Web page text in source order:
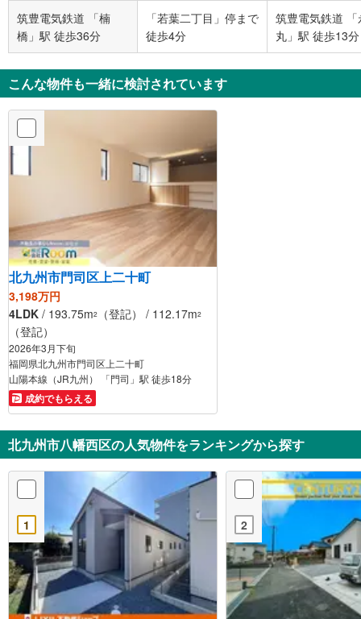
筑豊電気鉄道 「楠
橋」駅 徒歩36分
「若葉二丁目」停まで
徒歩4分
筑豊電気鉄道 「
丸」駅 徒歩13分
こんな物件も一緒に検討されています
北九州市門司区上二十町
3,198万円
4LDK / 193.75m2 （登記） / 112.17m2
（登記）
2026年3月下旬
福岡県北九州市門司区上二十町
山陽本線（JR九州） 「門司」駅 徒歩18分
成約でもらえる
北九州市八幡西区の人気物件をランキングから探す
1 2